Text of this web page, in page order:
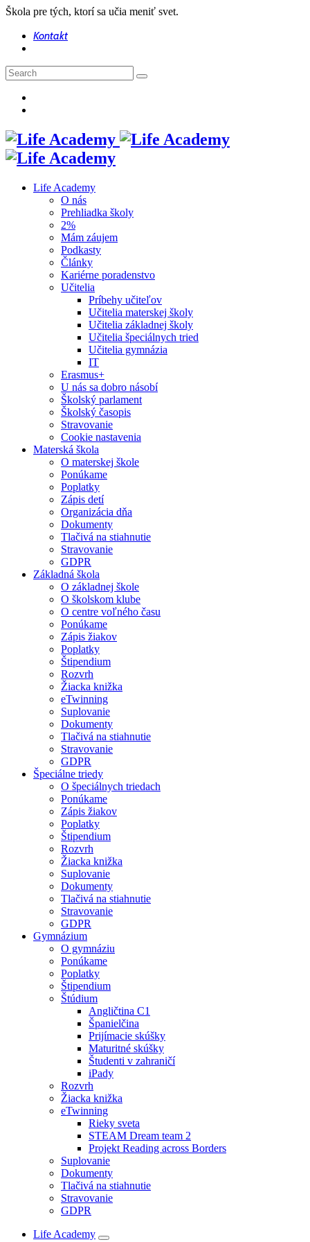
Škola pre tých, ktorí sa učia meniť svet.
Kontakt
Life Academy
O nás
Prehliadka školy
2%
Mám záujem
Podkasty
Články
Kariérne poradenstvo
Učitelia
Príbehy učiteľov
Učitelia materskej školy
Učitelia základnej školy
Učitelia špeciálnych tried
Učitelia gymnázia
IT
Erasmus+
U nás sa dobro násobí
Školský parlament
Školský časopis
Stravovanie
Cookie nastavenia
Materská škola
O materskej škole
Ponúkame
Poplatky
Zápis detí
Organizácia dňa
Dokumenty
Tlačivá na stiahnutie
Stravovanie
GDPR
Základná škola
O základnej škole
O školskom klube
O centre voľného času
Ponúkame
Zápis žiakov
Poplatky
Štipendium
Rozvrh
Žiacka knižka
eTwinning
Suplovanie
Dokumenty
Tlačivá na stiahnutie
Stravovanie
GDPR
Špeciálne triedy
O špeciálnych triedach
Ponúkame
Zápis žiakov
Poplatky
Štipendium
Rozvrh
Žiacka knižka
Suplovanie
Dokumenty
Tlačivá na stiahnutie
Stravovanie
GDPR
Gymnázium
O gymnáziu
Ponúkame
Poplatky
Štipendium
Štúdium
Angličtina C1
Španielčina
Prijímacie skúšky
Maturitné skúšky
Študenti v zahraničí
iPady
Rozvrh
Žiacka knižka
eTwinning
Rieky sveta
STEAM Dream team 2
Projekt Reading across Borders
Suplovanie
Dokumenty
Tlačivá na stiahnutie
Stravovanie
GDPR
Life Academy